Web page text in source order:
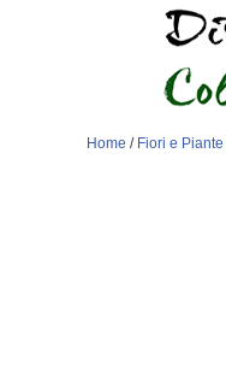
Home / Fiori e Piante